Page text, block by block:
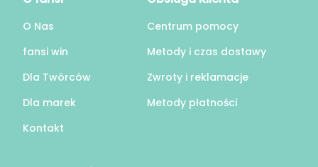
O Nas
fansi win
Dla Twórców
Dla marek
Kontakt
Centrum pomocy
Metody i czas dostawy
Zwroty i reklamacje
Metody płatności